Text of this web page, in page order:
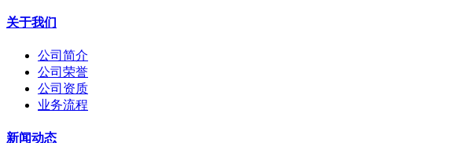
关于我们
公司简介
公司荣誉
公司资质
业务流程
新闻动态